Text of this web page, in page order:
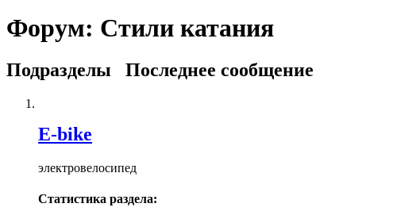
Форум: Стили катания
Подразделы Последнее сообщение
E-bike
электровелосипед
Статистика раздела: